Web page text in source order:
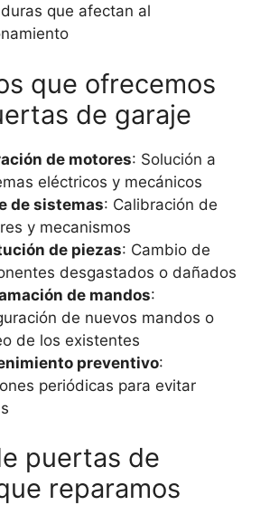
que afectan al
que ofrecemos
de garaje
de motores: Solución a
eléctricos y mecánicos
de sistemas: Calibración de
y mecanismos
de piezas: Cambio de
desgastados o dañados
de mandos:
de nuevos mandos o
de los existentes
preventivo:
periódicas para evitar
puertas de
reparamos